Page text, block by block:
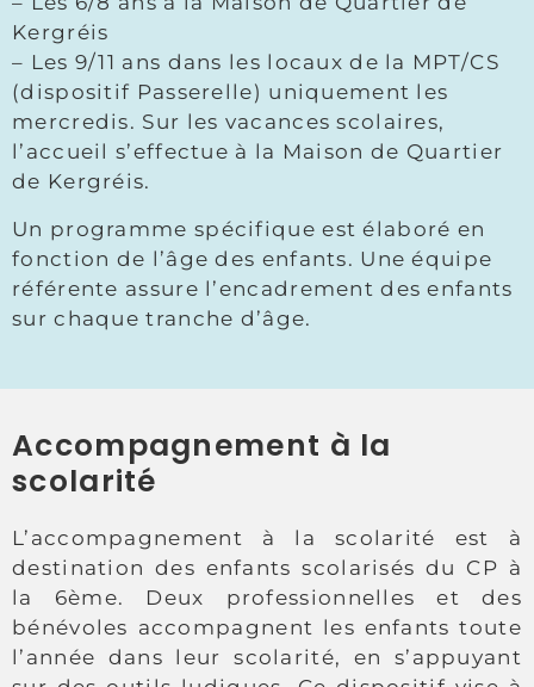
Kergréis
– Les 9/11 ans dans les locaux de la MPT/CS
(dispositif Passerelle) uniquement les
mercredis. Sur les vacances scolaires,
l’accueil s’effectue à la Maison de Quartier
de Kergréis.
Un programme spécifique est élaboré en
fonction de l’âge des enfants. Une équipe
référente assure l’encadrement des enfants
sur chaque tranche d’âge.
Accompagnement à la
scolarité
L’accompagnement à la scolarité est à
destination des enfants scolarisés du CP à
la 6ème. Deux professionnelles et des
bénévoles accompagnent les enfants toute
l’année dans leur scolarité, en s’appuyant